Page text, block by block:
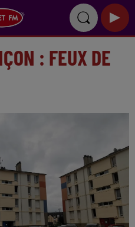
: FEUX DE